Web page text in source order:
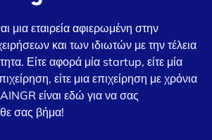
μια εταιρεία αφιερωμένη στην
και των ιδιωτών με την τέλεια
Είτε αφορά μία startup, είτε μία
είτε μια επιχείρηση με χρόνια
είναι εδώ για να σας
σας βήμα!